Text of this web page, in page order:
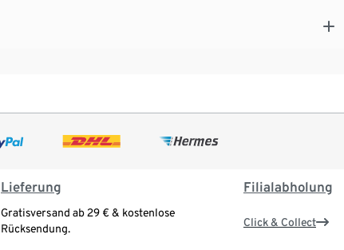
Lieferung
Gratisversand ab 29 € & kostenlose
Rücksendung.
Filialabholung
Click & Collect